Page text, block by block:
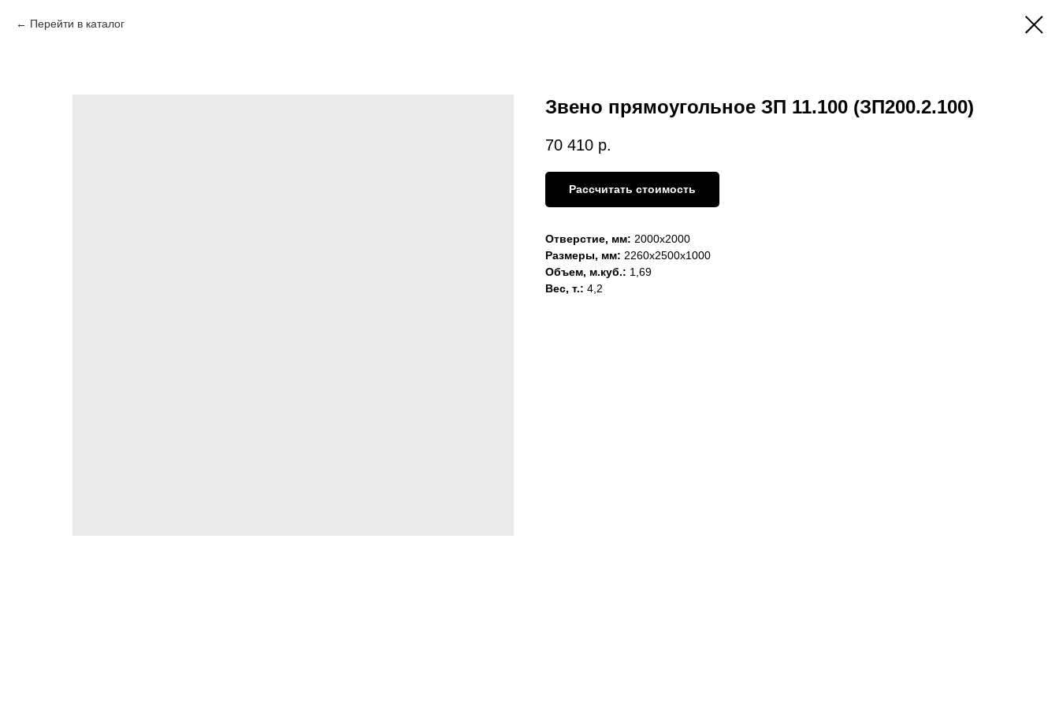
Перейти в каталог
Звено прямоугольное ЗП 11.100 (ЗП200.2.100)
70 410 р.
Рассчитать стоимость
Отверстие, мм: 2000х2000
Размеры, мм: 2260х2500х1000
Объем, м.куб.: 1,69
Вес, т.: 4,2